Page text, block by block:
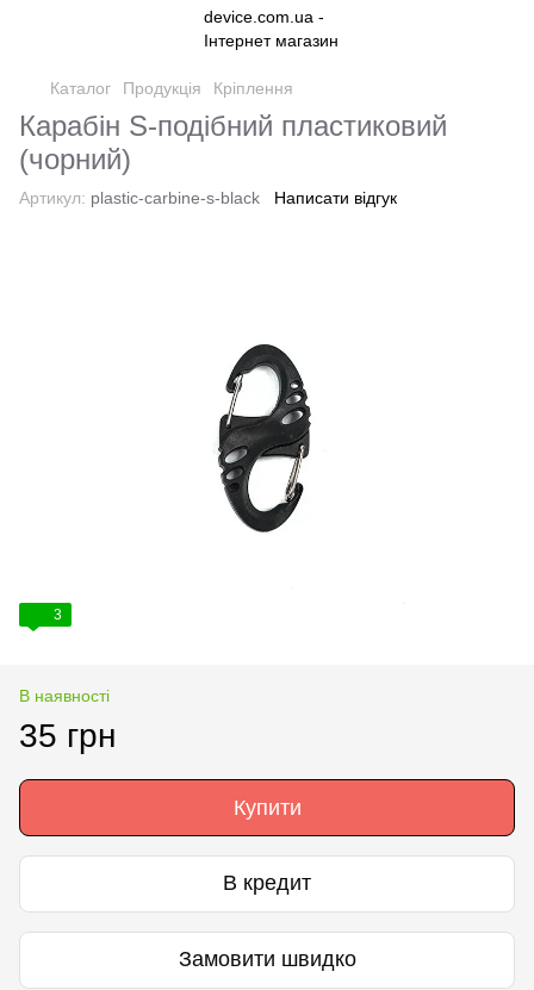
Каталог Продукція Кріплення
Карабін S-подібний пластиковий
(чорний)
Артикул: plastic-carbine-s-black Написати відгук
3
В наявності
35 грн
Купити
В кредит
Замовити швидко